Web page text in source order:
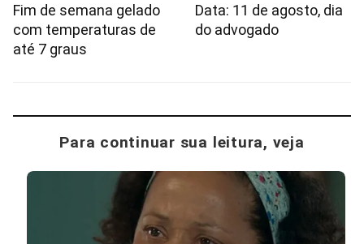
Fim de semana gelado
com temperaturas de
até 7 graus
Data: 11 de agosto, dia
do advogado
Para continuar sua leitura, veja